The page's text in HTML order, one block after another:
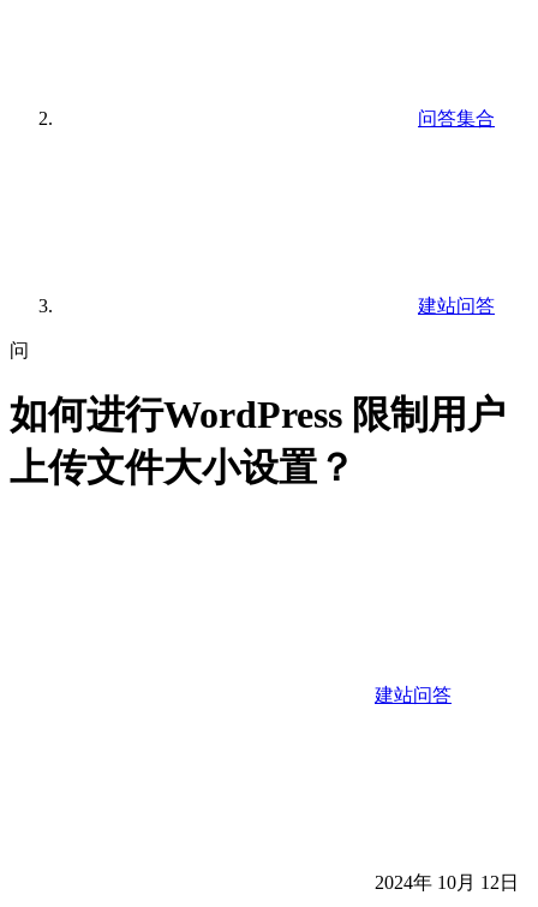
问答集合
建站问答
问
如何进行WordPress 限制用户
上传文件大小设置？
建站问答
2024年 10月 12日